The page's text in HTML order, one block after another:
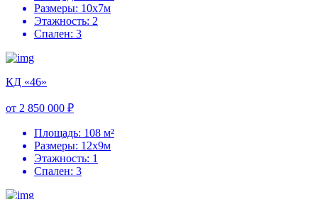
Размеры: 10х7м
Этажность: 2
Спален: 3
КД «46»
от 2 850 000 ₽
Площадь: 108 м²
Размеры: 12х9м
Этажность: 1
Спален: 3